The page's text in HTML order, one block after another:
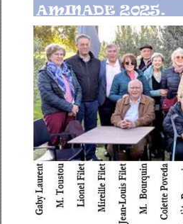
AMINADE 2025.